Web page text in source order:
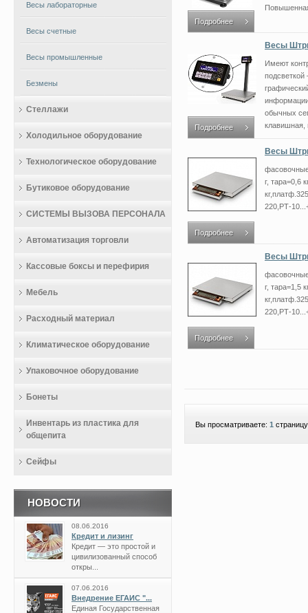
Подробнее
Подробнее
Весы
Имеют
обычных
клавишная,
Подробнее
Весы
г, тара=0,6
220,РТ-
Подробнее
Весы
г, тара=1,5
220,РТ-
Вы просматриваете: 1
Весы лабораторные
Весы счетные
Весы промышленные
Безмены
Стеллажи
Холодильное оборудование
Технологическое оборудование
Бутиковое оборудование
СИСТЕМЫ ВЫЗОВА ПЕРСОНАЛА
Автоматизация торговли
Кассовые боксы и перефирия
Мебель
Расходный материал
Климатическое оборудование
Упаковочное оборудование
Бонеты
Инвентарь из пластика для
общепита
Сейфы
НОВОСТИ
08.06.2016
Кредит и лизинг
Кредит — это простой и
цивилизованный способ
откры...
07.06.2016
Внедрение ЕГАИС "...
Единая Государственная